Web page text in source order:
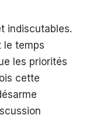
indiscutables.
le temps
les priorités
cette